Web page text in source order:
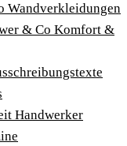
Wandverkleidungen
& Co Komfort &
Handwerker